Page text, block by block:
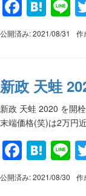
公開済み: 2021/08/31 作
新政 天蛙
新政 天蛙 2020 を開
末端価格(笑)は2万円
公開済み: 2021/08/30 作